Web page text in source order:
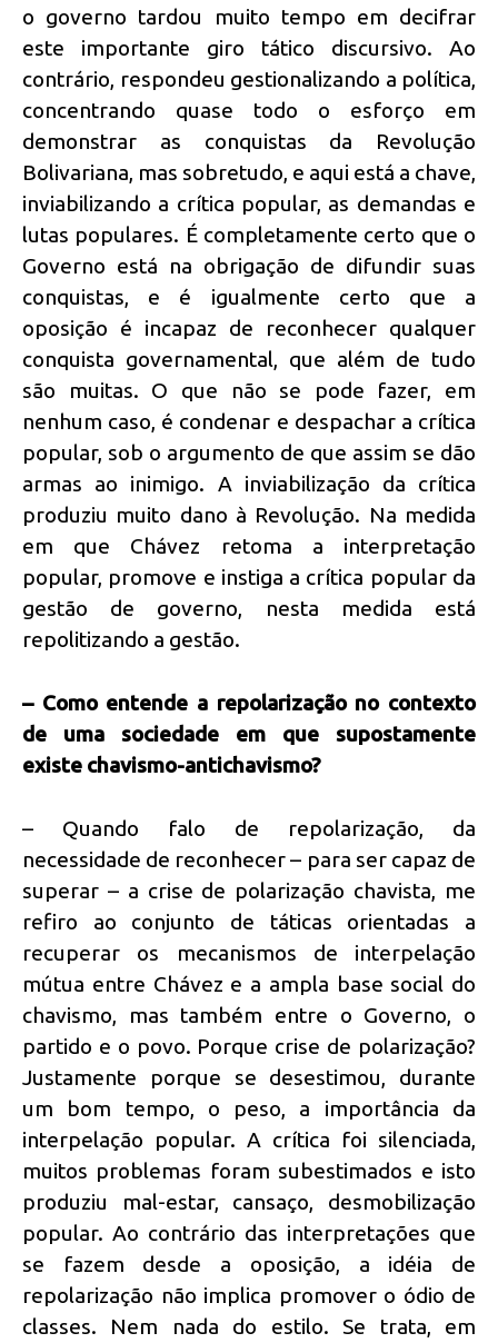
o governo tardou muito tempo em decifrar
este importante giro tático discursivo. Ao
contrário, respondeu gestionalizando a política,
concentrando quase todo o esforço em
demonstrar as conquistas da Revolução
Bolivariana, mas sobretudo, e aqui está a chave,
inviabilizando a crítica popular, as demandas e
lutas populares. É completamente certo que o
Governo está na obrigação de difundir suas
conquistas, e é igualmente certo que a
oposição é incapaz de reconhecer qualquer
conquista governamental, que além de tudo
são muitas. O que não se pode fazer, em
nenhum caso, é condenar e despachar a crítica
popular, sob o argumento de que assim se dão
armas ao inimigo. A inviabilização da crítica
produziu muito dano à Revolução. Na medida
em que Chávez retoma a interpretação
popular, promove e instiga a crítica popular da
gestão de governo, nesta medida está
repolitizando a gestão.
– Como entende a repolarização no contexto
de uma sociedade em que supostamente
existe chavismo-antichavismo?
– Quando falo de repolarização, da
necessidade de reconhecer – para ser capaz de
superar – a crise de polarização chavista, me
refiro ao conjunto de táticas orientadas a
recuperar os mecanismos de interpelação
mútua entre Chávez e a ampla base social do
chavismo, mas também entre o Governo, o
partido e o povo. Porque crise de polarização?
Justamente porque se desestimou, durante
um bom tempo, o peso, a importância da
interpelação popular. A crítica foi silenciada,
muitos problemas foram subestimados e isto
produziu mal-estar, cansaço, desmobilização
popular. Ao contrário das interpretações que
se fazem desde a oposição, a idéia de
repolarização não implica promover o ódio de
classes. Nem nada do estilo. Se trata, em